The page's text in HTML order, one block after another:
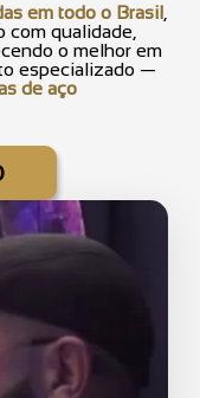
em todo o Brasil
com qualidade,
o melhor em
especializado —
de aço